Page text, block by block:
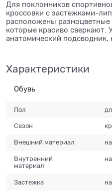
Для поклонников
кроссовки с застежками-
расположены
которые красиво сверкают.
анатомический
Характеристики
Обувь
Пол
Сезон
Внешний материал
Внутренний
материал
Застежка